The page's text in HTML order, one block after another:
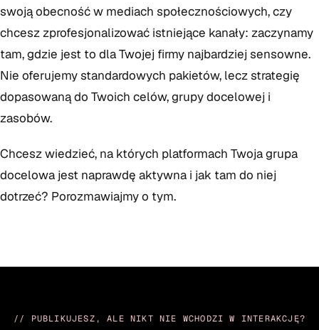
swoją obecność w mediach społecznościowych, czy
chcesz zprofesjonalizować istniejące kanały: zaczynamy
tam, gdzie jest to dla Twojej firmy najbardziej sensowne.
Nie oferujemy standardowych pakietów, lecz strategię
dopasowaną do Twoich celów, grupy docelowej i
zasobów.
Chcesz wiedzieć, na których platformach Twoja grupa
docelowa jest naprawdę aktywna i jak tam do niej
dotrzeć? Porozmawiajmy o tym.
// PUBLIKUJESZ, ALE NIKT NIE WCHODZI W INTERAKCJĘ?